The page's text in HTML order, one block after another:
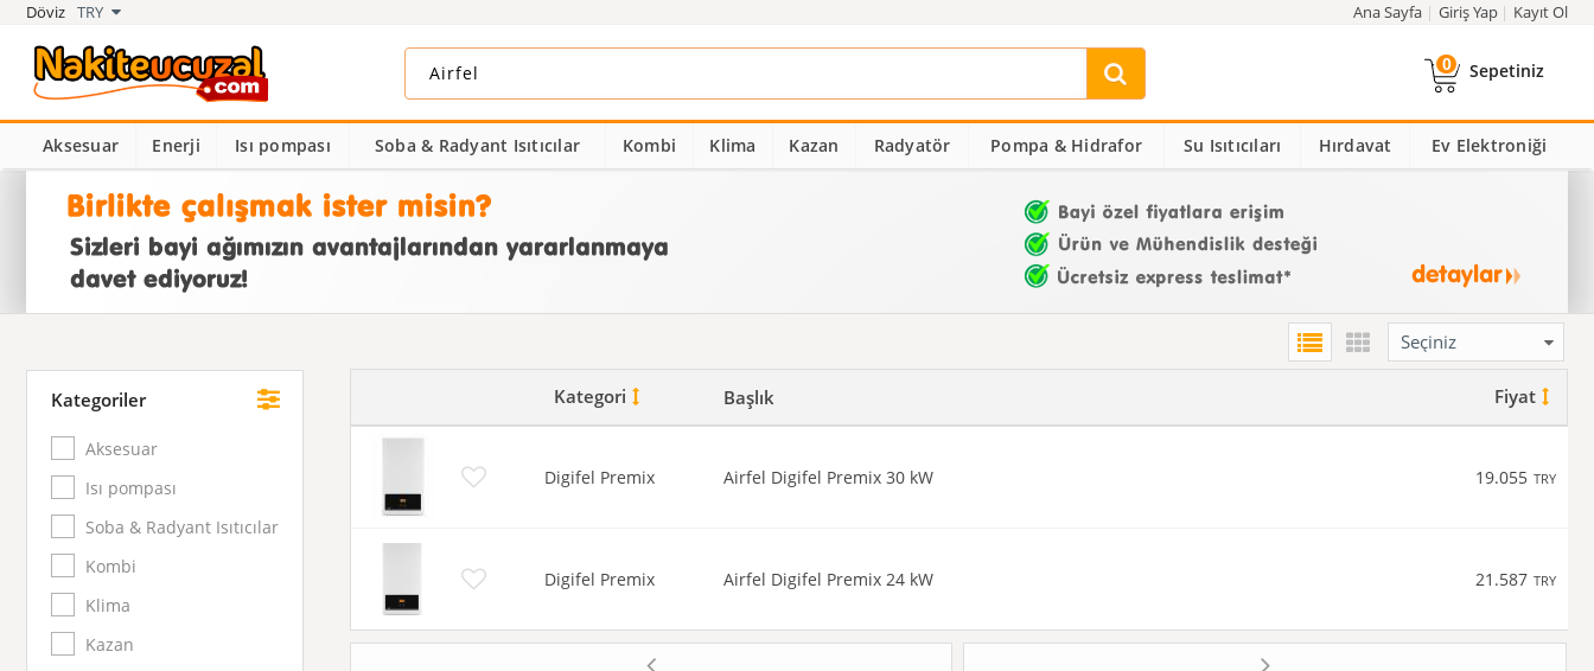
Döviz TRY Ana Sayfa Giriş Yap Kayıt Ol
0 Sepetiniz
Aksesuar Enerji Isı pompası Soba & Radyant Isıtıcılar Kombi Klima Kazan Radyatör Pompa & Hidrafor Su Isıtıcıları Hırdavat Ev Elektroniği
Kategoriler
Aksesuar
Isı pompası
Soba & Radyant Isıtıcılar
Kombi
Klima
Kazan
Kategori Başlık Fiyat
Digifel Premix Airfel Digifel Premix 30 kW 19.055 TRY
Digifel Premix Airfel Digifel Premix 24 kW 21.587 TRY